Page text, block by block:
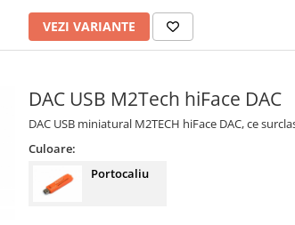
VEZI VARIANTE
DAC USB M2Tech hiFace DAC
DAC USB miniatural M2TECH hiFace DAC, ce
Culoare:
Portocaliu